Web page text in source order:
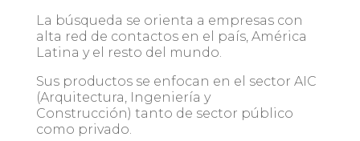
La búsqueda se orienta a empresas con
alta red de contactos en el país, América
Latina y el resto del mundo.
Sus productos se enfocan en el sector AIC
(Arquitectura, Ingeniería y
Construcción) tanto de sector público
como privado.